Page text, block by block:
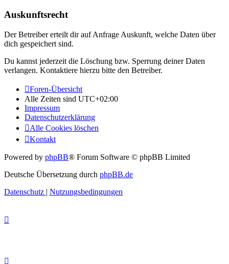
Auskunftsrecht
Der Betreiber erteilt dir auf Anfrage Auskunft, welche Daten über
dich gespeichert sind.
Du kannst jederzeit die Löschung bzw. Sperrung deiner Daten
verlangen. Kontaktiere hierzu bitte den Betreiber.
Foren-Übersicht
Alle Zeiten sind UTC+02:00
Impressum
Datenschutzerklärung
Alle Cookies löschen
Kontakt
Powered by phpBB® Forum Software © phpBB Limited
Deutsche Übersetzung durch phpBB.de
Datenschutz | Nutzungsbedingungen